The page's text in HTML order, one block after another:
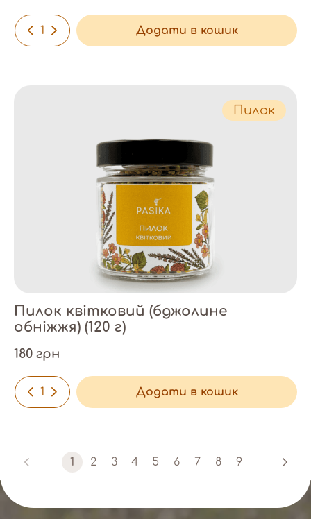
- + Додати в кошик
Пилок
Пилок квітковий (бджолине
обніжжя) (120 г)
180 грн
- + Додати в кошик
1 2 3 4 5 6 7 8 9